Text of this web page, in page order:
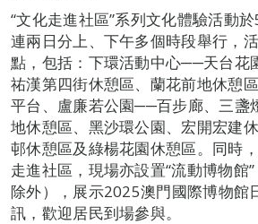
“文化走進社區”系列文化體驗活動
連兩日分上、下午多個時段舉行，
點，包括：下環活動中心──天台花
祐漢第四街休憩區、蘭花前地休憩
平台、盧廉若公園──百步廊、三盞
地休憩區、黑沙環公園、宏開宏建
邨休憩區及綠楊花園休憩區。同時
走進社區，現場亦設置“流動博物館
除外），展示2025澳門國際博物館
訊，歡迎居民到場參與。